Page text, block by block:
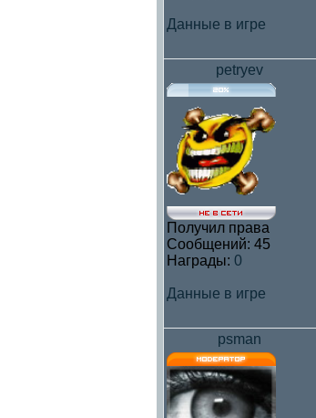
Данные в игре
petryev
Получил права
Сообщений: 45
Награды: 0
Данные в игре
psman